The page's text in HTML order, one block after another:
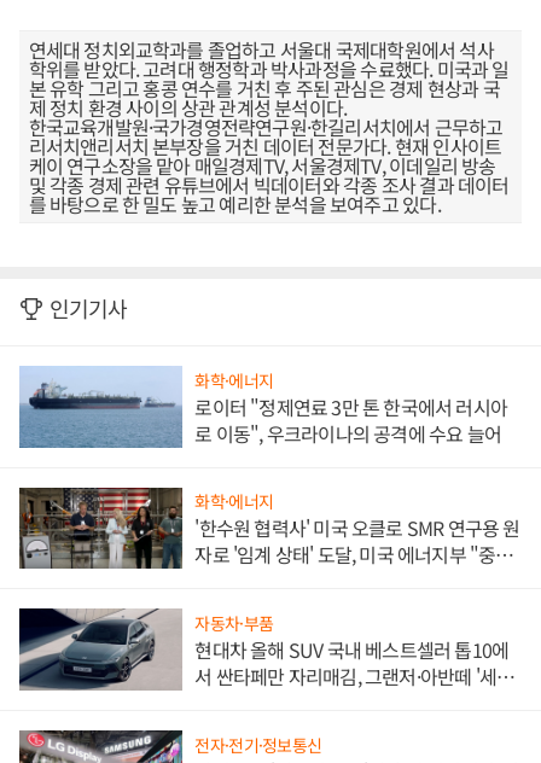
연세대 정치외교학과를 졸업하고 서울대 국제대학원에서 석사
학위를 받았다. 고려대 행정학과 박사과정을 수료했다. 미국과 일
본 유학 그리고 홍콩 연수를 거친 후 주된 관심은 경제 현상과 국
제 정치 환경 사이의 상관 관계성 분석이다.
한국교육개발원·국가경영전략연구원·한길리서치에서 근무하고
리서치앤리서치 본부장을 거친 데이터 전문가다. 현재 인사이트
케이 연구소장을 맡아 매일경제TV, 서울경제TV, 이데일리 방송
및 각종 경제 관련 유튜브에서 빅데이터와 각종 조사 결과 데이터
를 바탕으로 한 밀도 높고 예리한 분석을 보여주고 있다.
인기기사
화학·에너지
로이터 "정제연료 3만 톤 한국에서 러시아
로 이동", 우크라이나의 공격에 수요 늘어
화학·에너지
'한수원 협력사' 미국 오클로 SMR 연구용 원
자로 '임계 상태' 도달, 미국 에너지부 "중요
자동차·부품
현대차 올해 SUV 국내 베스트셀러 톱10에
서 싼타페만 자리매김, 그랜저·아반떼 '세단
전자·전기·정보통신